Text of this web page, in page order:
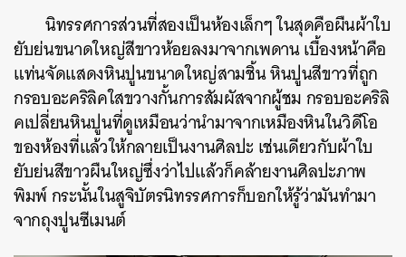
นิทรรศการส่วนที่สองเป็นห้องเล็กๆ ในสุดคือผืนผ้าใบ
ยับย่นขนาดใหญ่สีขาวห้อยลงมาจากเพดาน เบื้องหน้าคือ
แท่นจัดแสดงหินปูนขนาดใหญ่สามชิ้น หินปูนสีขาวที่ถูก
กรอบอะคริลิคใสขวางกั้นการสัมผัสจากผู้ชม กรอบอะคริลิ
คเปลี่ยนหินปูนที่ดูเหมือนว่านำมาจากเหมืองหินในวิดีโอ
ของห้องที่แล้วให้กลายเป็นงานศิลปะ เช่นเดียวกับผ้าใบ
ยับย่นสีขาวผืนใหญ่ซึ่งว่าไปแล้วก็คล้ายงานศิลปะภาพ
พิมพ์ กระนั้นในสูจิบัตรนิทรรศการก็บอกให้รู้ว่ามันทำมา
จากถุงปูนซีเมนต์